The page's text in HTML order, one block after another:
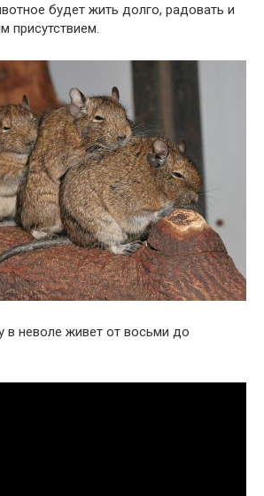
будет жить долго, радовать и
присутствием.
в неволе живет от восьми до